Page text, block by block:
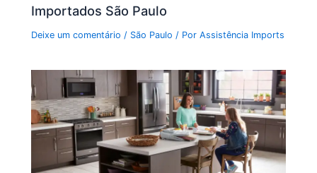
Importados São Paulo
Deixe um comentário / São Paulo / PorAssistência Imports